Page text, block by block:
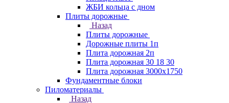
ЖБИ кольца с дном
Плиты дорожные
Назад
Плиты дорожные
Дорожные плиты 1п
Плита дорожная 2п
Плита дорожная 30 18 30
Плита дорожная 3000х1750
Фундаментные блоки
Пиломатериалы
Назад